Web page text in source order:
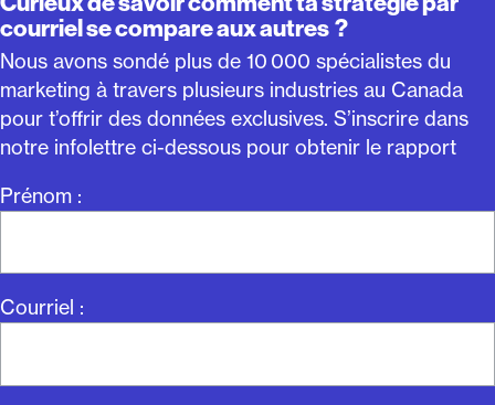
courriel se compare aux autres ?
Nous avons sondé plus de 10 000 spécialistes du
marketing à travers plusieurs industries au Canada
pour t’offrir des données exclusives. S’inscrire dans
notre infolettre ci-dessous pour obtenir le rapport
Prénom :
Courriel :